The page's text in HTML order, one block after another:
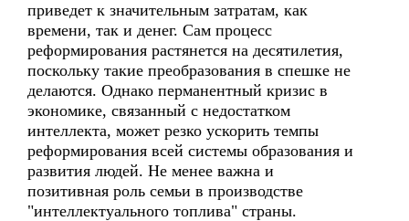
приведет к значительным затратам, как
времени, так и денег. Сам процесс
реформирования растянется на десятилетия,
поскольку такие преобразования в спешке не
делаются. Однако перманентный кризис в
экономике, связанный с недостатком
интеллекта, может резко ускорить темпы
реформирования всей системы образования и
развития людей. Не менее важна и
позитивная роль семьи в производстве
"интеллектуального топлива" страны.